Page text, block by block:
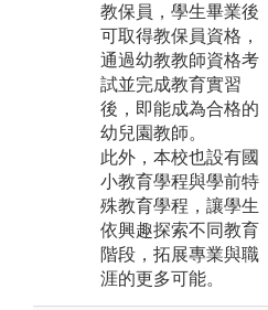
教保員，學生畢業後
可取得教保員資格，
通過幼教教師資格考
試並完成教育實習
後，即能成為合格的
幼兒園教師。
此外，本校也設有國
小教育學程與學前特
殊教育學程，讓學生
依興趣探索不同教育
階段，拓展專業與職
涯的更多可能。